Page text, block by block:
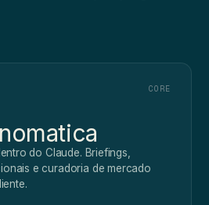
CORE
do Claude. Briefings,
e curadoria de mercado